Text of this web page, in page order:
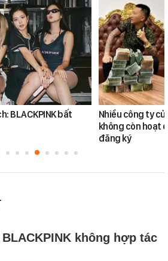
BLACKPINK bất
Nhiều công ty
không còn hoạt
đăng ký
không hợp tác